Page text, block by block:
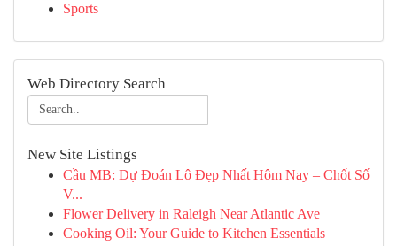
Sports
Web Directory Search
New Site Listings
Cầu MB: Dự Đoán Lô Đẹp Nhất Hôm Nay – Chốt Số
V...
Flower Delivery in Raleigh Near Atlantic Ave
Cooking Oil: Your Guide to Kitchen Essentials